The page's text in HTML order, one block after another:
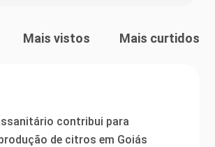
Mais vistos Mais curtidos
contribui para
de citros em Goiás